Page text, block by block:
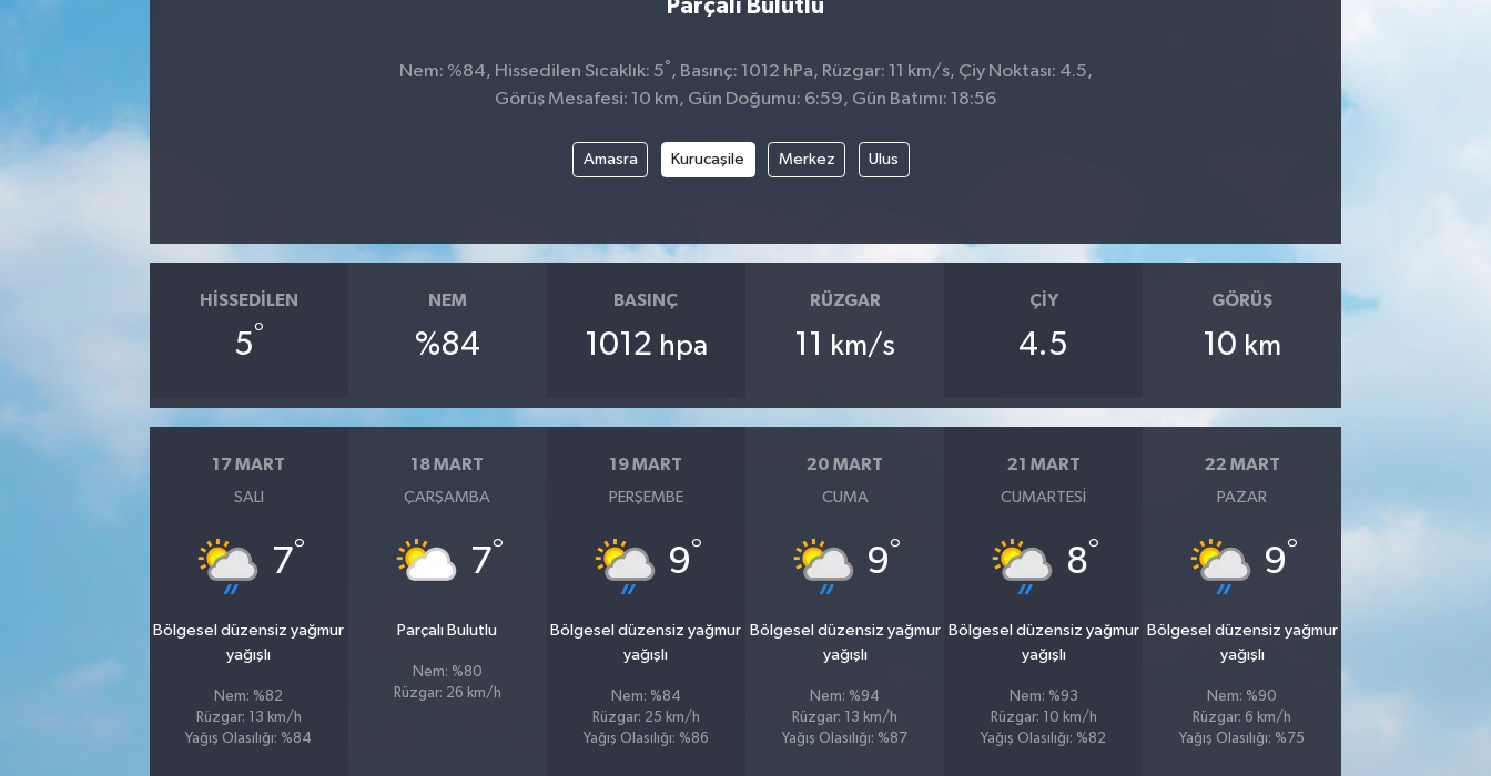
Parçalı Bulutlu
Nem: %84, Hissedilen Sıcaklık: 5° , Basınç: 1012 hPa, Rüzgar: 11 km/s, Çiy Noktası: 4.5,
Görüş Mesafesi: 10 km, Gün Doğumu: 6:59, Gün Batımı: 18:56
Amasra Kurucaşile Merkez Ulus
HISSEDILEN
5°
NEM
%84
BASINÇ
1012 hpa
RÜZGAR
11 km/s
ÇIY
4.5
GÖRÜŞ
10 km
17 MART
SALI
7°
Bölgesel düzensiz yağmur
yağışlı
Nem: %82
Rüzgar: 13 km/h
Yağış Olasılığı: %84
18 MART
ÇARŞAMBA
7°
Parçalı Bulutlu
Nem: %80
Rüzgar: 26 km/h
19 MART
PERŞEMBE
9°
Bölgesel düzensiz yağmur
yağışlı
Nem: %84
Rüzgar: 25 km/h
Yağış Olasılığı: %86
20 MART
CUMA
9°
Bölgesel düzensiz yağmur
yağışlı
Nem: %94
Rüzgar: 13 km/h
Yağış Olasılığı: %87
21 MART
CUMARTESI
8°
Bölgesel düzensiz yağmur
yağışlı
Nem: %93
Rüzgar: 10 km/h
Yağış Olasılığı: %82
22 MART
PAZAR
9°
Bölgesel düzensiz yağmur
yağışlı
Nem: %90
Rüzgar: 6 km/h
Yağış Olasılığı: %75
YAŞAM